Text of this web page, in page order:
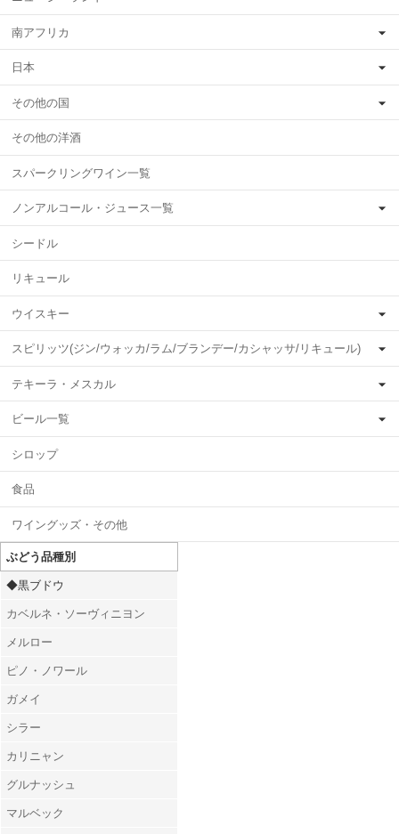
南アフリカ
日本
その他の国
その他の洋酒
スパークリングワイン一覧
ノンアルコール・ジュース一覧
シードル
リキュール
ウイスキー
スピリッツ(ジン/ウォッカ/ラム/ブランデー/カシャッサ/リキュール)
テキーラ・メスカル
ビール一覧
シロップ
食品
ワイングッズ・その他
ぶどう品種別
◆黒ブドウ
カベルネ・ソーヴィニヨン
メルロー
ピノ・ノワール
ガメイ
シラー
カリニャン
グルナッシュ
マルベック